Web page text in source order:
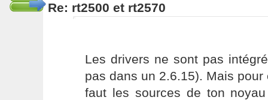
Re: rt2500 et rt2570
Les drivers ne sont pas
pas dans un 2.6.15). Mais
faut les sources de ton